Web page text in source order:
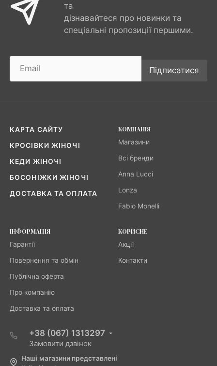
та
дізнавайтеся про новинки та
спеціальні пропозиції першими.
Підписатися
КАРТА САЙТУ
КРОСІВКИ ЖІНОЧІ
КЕДИ ЖІНОЧІ
БОСОНІЖКИ ЖІНОЧІ
ДОСТАВКА ТА ОПЛАТА
КОМПАНІЯ
Магазини
Всі бренди
Anna Lucci
Lonza
Fabio Monelli
ІНФОРМАЦІЯ
Гарантії
Повернення та обмін
Публічна оферта
Про компанію
Доставка та оплата
КОРИСНЕ
Акції
Контакти
+38 (067) 1313297
Замовити дзвінок
Наші магазини представлені